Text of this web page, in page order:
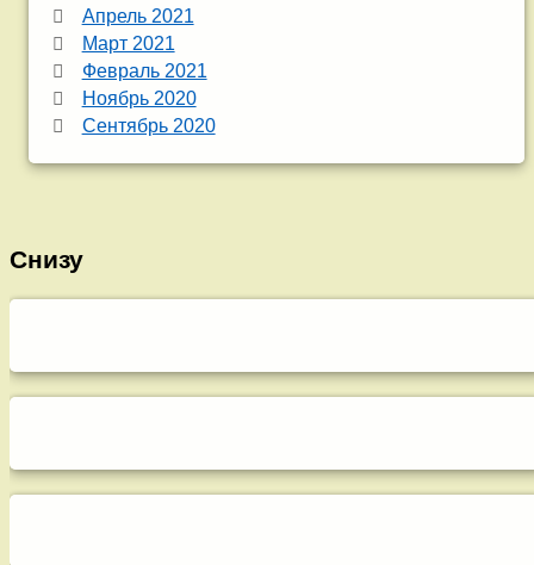
Апрель 2021
Март 2021
Февраль 2021
Ноябрь 2020
Сентябрь 2020
Снизу